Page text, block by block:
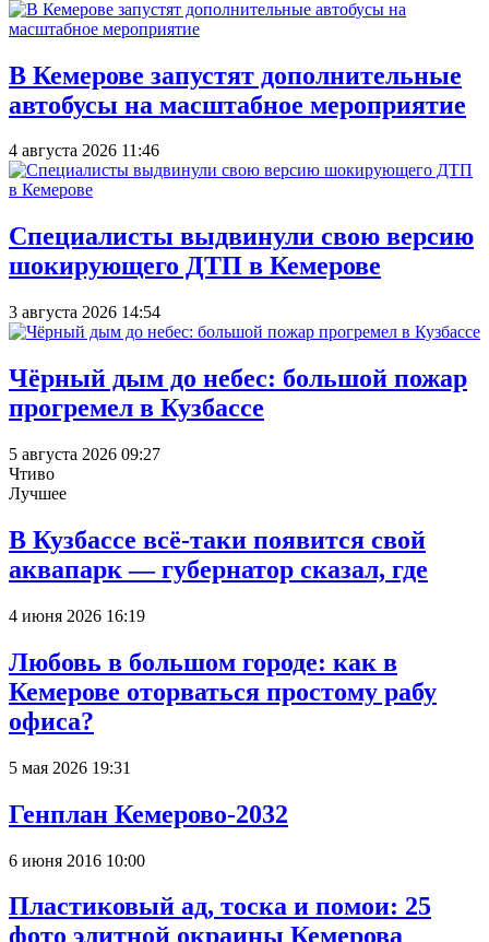
В Кемерове запустят дополнительные
автобусы на масштабное мероприятие
4 августа 2026 11:46
Специалисты выдвинули свою версию
шокирующего ДТП в Кемерове
3 августа 2026 14:54
Чёрный дым до небес: большой пожар
прогремел в Кузбассе
5 августа 2026 09:27
Чтиво
Лучшее
В Кузбассе всё-таки появится свой
аквапарк — губернатор сказал, где
4 июня 2026 16:19
Любовь в большом городе: как в
Кемерове оторваться простому рабу
офиса?
5 мая 2026 19:31
Генплан Кемерово-2032
6 июня 2016 10:00
Пластиковый ад, тоска и помои: 25
фото элитной окраины Кемерова